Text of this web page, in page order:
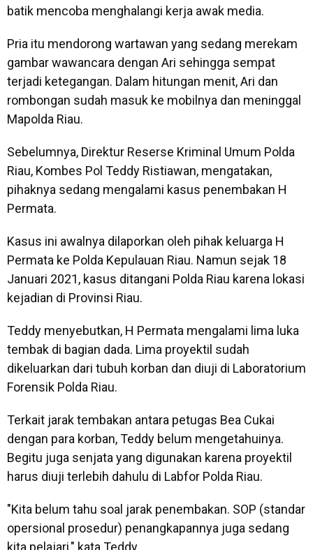
batik mencoba menghalangi kerja awak media.
Pria itu mendorong wartawan yang sedang merekam
gambar wawancara dengan Ari sehingga sempat
terjadi ketegangan. Dalam hitungan menit, Ari dan
rombongan sudah masuk ke mobilnya dan meninggal
Mapolda Riau.
Sebelumnya, Direktur Reserse Kriminal Umum Polda
Riau, Kombes Pol Teddy Ristiawan, mengatakan,
pihaknya sedang mengalami kasus penembakan H
Permata.
Kasus ini awalnya dilaporkan oleh pihak keluarga H
Permata ke Polda Kepulauan Riau. Namun sejak 18
Januari 2021, kasus ditangani Polda Riau karena lokasi
kejadian di Provinsi Riau.
Teddy menyebutkan, H Permata mengalami lima luka
tembak di bagian dada. Lima proyektil sudah
dikeluarkan dari tubuh korban dan diuji di Laboratorium
Forensik Polda Riau.
Terkait jarak tembakan antara petugas Bea Cukai
dengan para korban, Teddy belum mengetahuinya.
Begitu juga senjata yang digunakan karena proyektil
harus diuji terlebih dahulu di Labfor Polda Riau.
"Kita belum tahu soal jarak penembakan. SOP (standar
opersional prosedur) penangkapannya juga sedang
kita pelajari," kata Teddy.